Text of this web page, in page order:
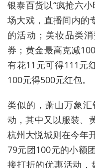
银泰百货以“疯抢六
场大戏，直播间内的
的活动；美妆品类
券；黄金最高克减
有花11元可得111元
100元得500元红包。
类似的，萧山万象
动，其中又以服装、
杭州大悦城则在今年
79元团100元的小额
接打折的优惠活动，